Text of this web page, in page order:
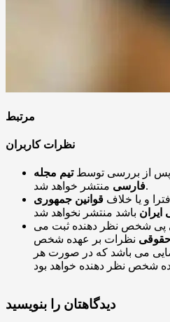
مرتبط
نظرات کاربران
پس از بررسی توسطتیم مجله
فارسیمنتشر خواهد شد.
و یا خلاف قوانین جمهوری
ایران
پی شخص نظر دهنده ثبت می
نظرات بر عهده شخص
می باشد که در صورت هر
دیدگاهتان را بنویسید